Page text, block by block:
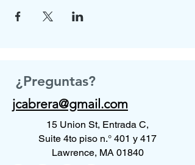
¿Preguntas?
jcabrera@gmail.com
15 Union St, Entrada C,
Suite 4to piso n.° 401 y 417
Lawrence, MA 01840